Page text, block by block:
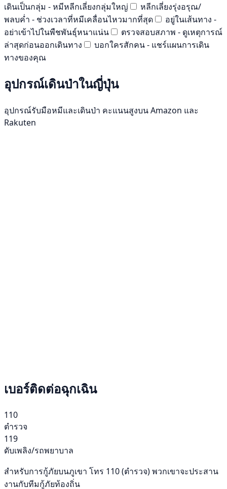
เดินเป็นกลุ่ม - หมีหลีกเลี่ยงกลุ่มใหญ่
หลีกเลี่ยงรุ่งอรุณ/
พลบค่ำ - ช่วงเวลาที่หมีเคลื่อนไหวมากที่สุด
อยู่ในเส้นทาง -
อย่าเข้าไปในพืชพันธุ์หนาแน่น
ตรวจสอบสภาพ - ดูเหตุการณ์
ล่าสุดก่อนออกเดินทาง
บอกใครสักคน - แชร์แผนการเดิน
ทางของคุณ
อุปกรณ์เดินป่าในญี่ปุ่น
อุปกรณ์รับมือหมีและเดินป่า คะแนนสูงบน Amazon และ
Rakuten
เบอร์ติดต่อฉุกเฉิน
110
ตำรวจ
119
ดับเพลิง/รถพยาบาล
สำหรับการกู้ภัยบนภูเขา โทร 110 (ตำรวจ) พวกเขาจะประสาน
งานกับทีมกู้ภัยท้องถิ่น